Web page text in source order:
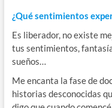
¿Qué sentimientos
Es liberador, no existe
tus sentimientos,
sueños…
Me encanta la fase de
historias desconocidas